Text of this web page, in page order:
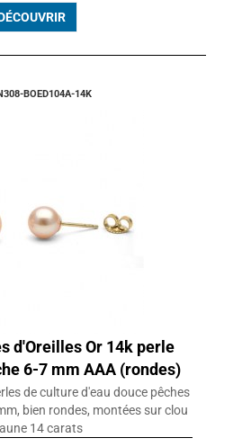
BOED104A-14K
d'Oreilles Or 14k perle
6-7 mm AAA (rondes)
de culture d'eau douce pêches
bien rondes, montées sur clou
14 carats